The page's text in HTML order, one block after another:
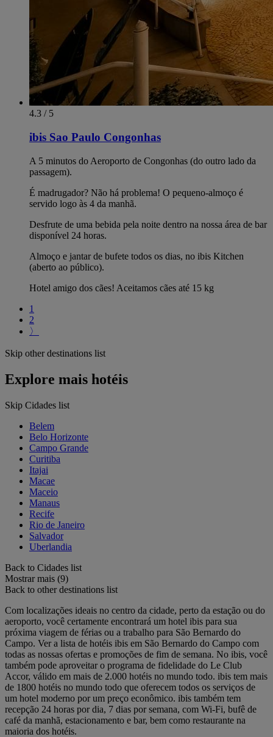
4.3 / 5
ibis Sao Paulo Congonhas
A 5 minutos do Aeroporto de Congonhas (do outro lado da
passagem).
É madrugador? Não há problema! O pequeno-almoço é
servido logo às 4 da manhã.
Desfrute de uma bebida pela noite dentro na nossa área de bar
disponível 24 horas.
Almoço e jantar de bufete todos os dias, no ibis Kitchen
(aberto ao público).
Hotel amigo dos cães! Aceitamos cães até 15 kg
1
2
〉
Skip other destinations list
Explore mais hotéis
Skip Cidades list
Belem
Belo Horizonte
Campo Grande
Curitiba
Itajai
Macae
Maceio
Manaus
Recife
Rio de Janeiro
Salvador
Uberlandia
Back to Cidades list
Mostrar mais (9)
Back to other destinations list
Com localizações ideais no centro da cidade, perto da estação ou do
aeroporto, você certamente encontrará um hotel ibis para sua
próxima viagem de férias ou a trabalho para São Bernardo do
Campo. Ver a lista de hotéis ibis em São Bernardo do Campo com
todas as nossas ofertas e promoções de fim de semana. No ibis, você
também pode aproveitar o programa de fidelidade do Le Club
Accor, válido em mais de 2.000 hotéis no mundo todo. ibis tem mais
de 1800 hotéis no mundo todo que oferecem todos os serviços de
um hotel moderno por um preço econômico. ibis também tem
recepção 24 horas por dia, 7 dias por semana, com Wi-Fi, bufê de
café da manhã, estacionamento e bar, bem como restaurante na
maioria dos hotéis.